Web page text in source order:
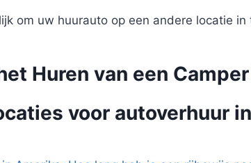
om uw huurauto op een andere locatie
Huren van een
voor autoverhuur